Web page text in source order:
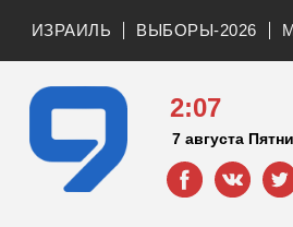
ИЗРАИЛЬ ВЫБОРЫ-2026
2:07
7 августа